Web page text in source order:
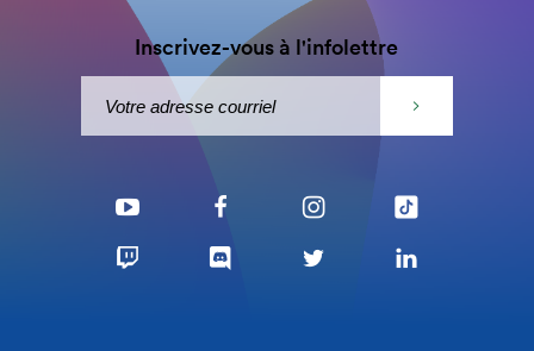
Inscrivez-vous à l'infolettre